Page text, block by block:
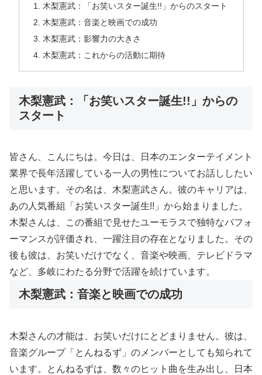
木梨憲武：「お笑いスター誕生!!」からのスタート
木梨憲武：音楽と映画での成功
木梨憲武：影響力の大きさ
木梨憲武：これからの活動に期待
木梨憲武：「お笑いスター誕生!!」からの
スタート
皆さん、こんにちは。今日は、日本のエンターテイメント
業界で長年活躍している一人の男性についてお話ししたい
と思います。その名は、木梨憲武さん。彼のキャリアは、
あの人気番組「お笑いスター誕生!!」から始まりました。
木梨さんは、この番組で見せたユーモラスで独特なパフォ
ーマンスが評価され、一躍注目の存在となりました。その
後も彼は、お笑いだけでなく、音楽や映画、テレビドラマ
など、多岐にわたる分野で活躍を続けています。
木梨憲武：音楽と映画での成功
木梨さんの才能は、お笑いだけにとどまりません。彼は、
音楽グループ「とんねるず」のメンバーとしても知られて
います。とんねるずは、数々のヒット曲を生み出し、日本